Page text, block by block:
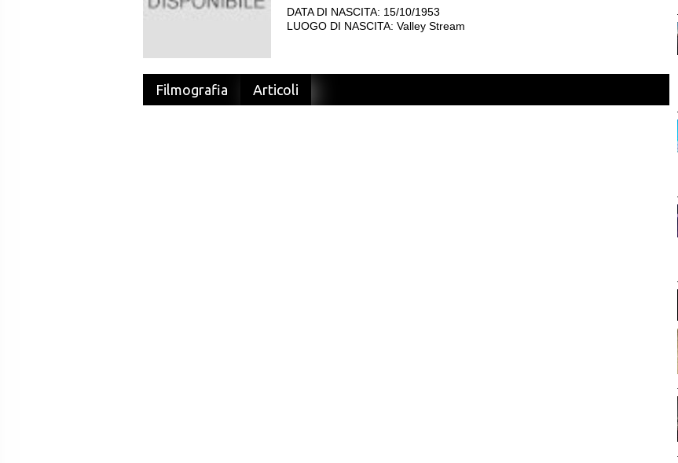
DATA DI NASCITA: 15/10/1953
LUOGO DI NASCITA: Valley Stream
Filmografia Articoli